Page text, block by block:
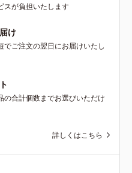
が負担いたします
け
でご注文の翌日にお届けいたし
の合計個数までお選びいただけ
詳しくはこちら